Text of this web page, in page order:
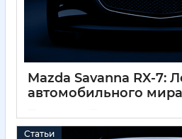
Mazda Savanna RX-7:
автомобильного мира
Статьи